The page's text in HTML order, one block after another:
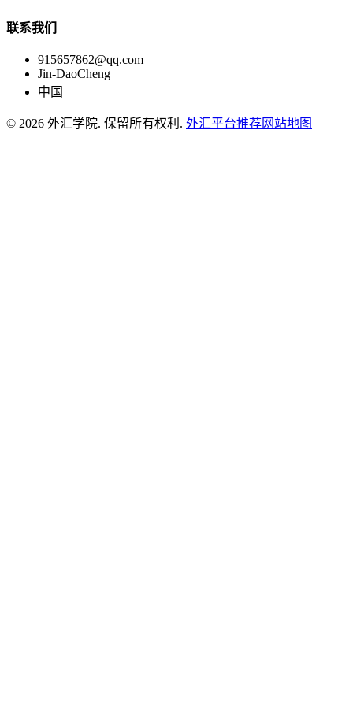
联系我们
915657862@qq.com
Jin-DaoCheng
中国
© 2026 外汇学院. 保留所有权利. 外汇平台推荐网站地图